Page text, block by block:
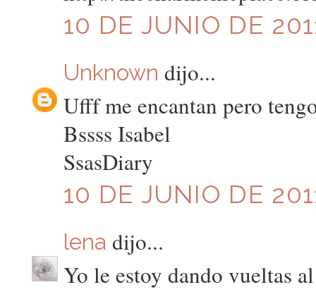
10 DE JUNIO DE
Unknown dijo...
Ufff me encantan pero
Bssss Isabel
SsasDiary
10 DE JUNIO DE
lena dijo...
Yo le estoy dando vueltas